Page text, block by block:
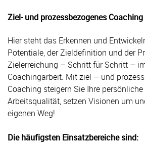
Ziel‐ und prozessbezogenes Coaching
Hier steht das Erkennen und
Potentiale, der Zieldefinition und der
Zielerreichung – Schritt für Schritt –
Coachingarbeit. Mit ziel – und
Coaching steigern Sie Ihre persönliche
Arbeitsqualität, setzen Visionen um
eigenen Weg!
Die häufigsten Einsatzbereiche sind: